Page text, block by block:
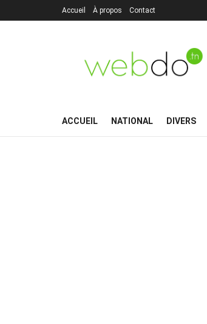
Accueil À propos Contact
ACCUEIL NATIONAL DIVERS